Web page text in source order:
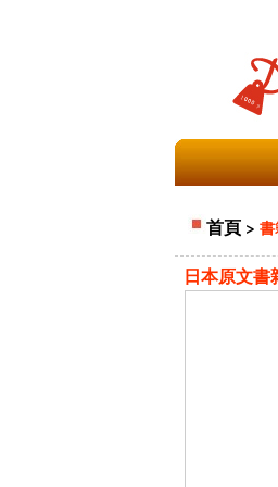
首頁>
日本原文書